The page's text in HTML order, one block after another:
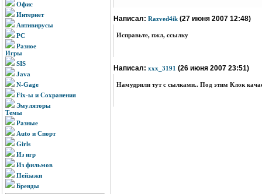
Офис
Интернет
Антивирусы
PC
Разное
Игры
SIS
Java
N-Gage
Fix-ы и Сохранения
Эмуляторы
Темы
Разные
Auto и Спорт
Girls
Из игр
Из фильмов
Пейзажи
Бренды
Написал: Razved4ik (27 июня 2007 12:48)
Исправьте, пжл, ссылку
Написал: xxx_3191 (26 июня 2007 23:51)
Намудрили тут с сылками.. Под этим Клок